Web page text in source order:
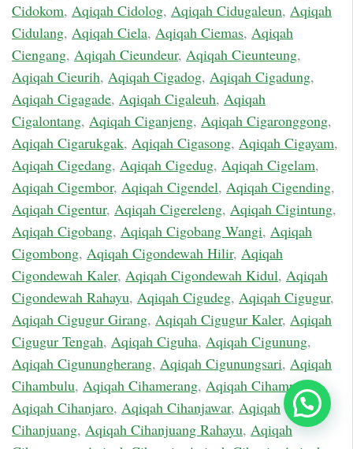
Cidokom, Aqiqah Cidolog, Aqiqah Cidugaleun, Aqiqah
Cidulang, Aqiqah Ciela, Aqiqah Ciemas, Aqiqah
Ciengang, Aqiqah Cieundeur, Aqiqah Cieunteung,
Aqiqah Cieurih, Aqiqah Cigadog, Aqiqah Cigadung,
Aqiqah Cigagade, Aqiqah Cigaleuh, Aqiqah
Cigalontang, Aqiqah Ciganjeng, Aqiqah Cigaronggong,
Aqiqah Cigarukgak, Aqiqah Cigasong, Aqiqah Cigayam,
Aqiqah Cigedang, Aqiqah Cigedug, Aqiqah Cigelam,
Aqiqah Cigembor, Aqiqah Cigendel, Aqiqah Cigending,
Aqiqah Cigentur, Aqiqah Cigereleng, Aqiqah Cigintung,
Aqiqah Cigobang, Aqiqah Cigobang Wangi, Aqiqah
Cigombong, Aqiqah Cigondewah Hilir, Aqiqah
Cigondewah Kaler, Aqiqah Cigondewah Kidul, Aqiqah
Cigondewah Rahayu, Aqiqah Cigudeg, Aqiqah Cigugur,
Aqiqah Cigugur Girang, Aqiqah Cigugur Kaler, Aqiqah
Cigugur Tengah, Aqiqah Ciguha, Aqiqah Cigunung,
Aqiqah Cigunungherang, Aqiqah Cigunungsari, Aqiqah
Cihambulu, Aqiqah Cihamerang, Aqiqah Cihampelas,
Aqiqah Cihanjaro, Aqiqah Cihanjawar, Aqiqah
Cihanjuang, Aqiqah Cihanjuang Rahayu, Aqiqah
Chat Sekarang